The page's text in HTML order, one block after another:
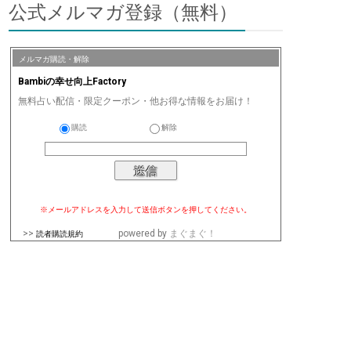
公式メルマガ登録（無料）
メルマガ購読・解除
Bambiの幸せ向上Factory
無料占い配信・限定クーポン・他お得な情報をお届け！
購読 解除
※メールアドレスを入力して送信ボタンを押してください。
>> 読者購読規約 powered by まぐまぐ！